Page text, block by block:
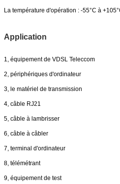
La température d'opération : -55°C à
Application
1, équipement de VDSL Teleccom
2, périphériques d'ordinateur
3, le matériel de transmission
4, câble RJ21
5, câble à lambrisser
6, câble à câbler
7, terminal d'ordinateur
8, télémétrant
9, équipement de test